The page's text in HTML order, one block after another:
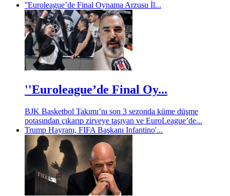
''Euroleague’de Final Oynama Arzusu İl...
''Euroleague’de Final Oy...
BJK Basketbol Takımı’nı son 3 sezonda küme düşme
potasından çıkarıp zirveye taşıyan ve EuroLeague’de...
Trump Hayranı, FIFA Başkanı Infantino'...